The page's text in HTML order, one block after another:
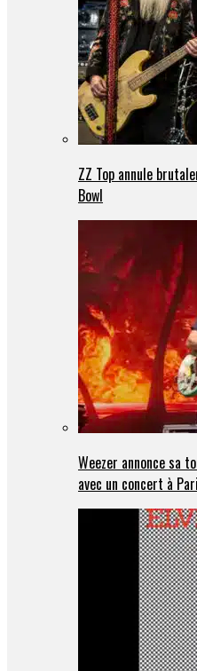
ZZ Top annule
Bowl
Weezer annonce sa
avec un concert à